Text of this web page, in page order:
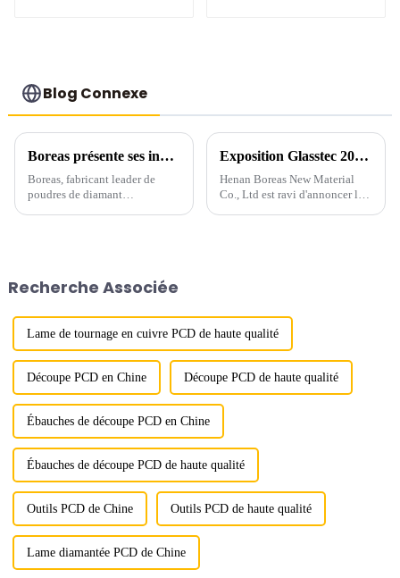
Blog Connexe
Boreas présente ses innovations au GrindTec 2023 à Leipzig
Boreas, fabricant leader de
poudres de diamant
Exposition Glasstec 2024 à Düsseldorf-1
Henan Boreas New Material
Co., Ltd est ravi d'annoncer la
Recherche Associée
Lame de tournage en cuivre PCD de haute qualité
Découpe PCD en Chine Découpe PCD de haute qualité
Ébauches de découpe PCD en Chine
Ébauches de découpe PCD de haute qualité
Outils PCD de Chine Outils PCD de haute qualité
Lame diamantée PCD de Chine